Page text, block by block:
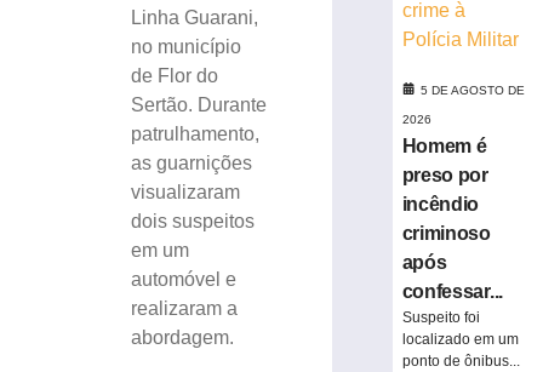
Linha Guarani,
no município
de Flor do
Sertão. Durante
patrulhamento,
as guarnições
visualizaram
dois suspeitos
em um
automóvel e
realizaram a
abordagem.
Bairro
Águas
mais
Carros
roubados,
5 DE AGOSTO DE
2026
Homem é
preso por
incêndio
criminoso
após
confessar...
Suspeito foi
localizado em um
ponto de ônibus...